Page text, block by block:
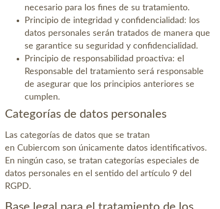
necesario para los fines de su tratamiento.
Principio de integridad y confidencialidad: los
datos personales serán tratados de manera que
se garantice su seguridad y confidencialidad.
Principio de responsabilidad proactiva: el
Responsable del tratamiento será responsable
de asegurar que los principios anteriores se
cumplen.
Categorías de datos personales
Las categorías de datos que se tratan
en Cubiercom son únicamente datos identificativos.
En ningún caso, se tratan categorías especiales de
datos personales en el sentido del artículo 9 del
RGPD.